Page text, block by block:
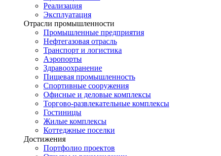
Реализация
Эксплуатация
Отрасли промышленности
Промышленные предприятия
Нефтегазовая отрасль
Транспорт и логистика
Аэропорты
Здравоохранение
Пищевая промышленность
Спортивные сооружения
Офисные и деловые комплексы
Торгово-развлекательные комплексы
Гостиницы
Жилые комплексы
Коттеджные поселки
Достижения
Портфолио проектов